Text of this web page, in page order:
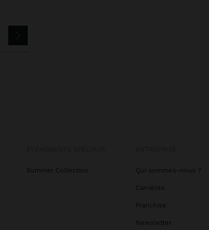
Summer Collection Qui sommes-nous ?
Carrières
Franchise
Newsletter